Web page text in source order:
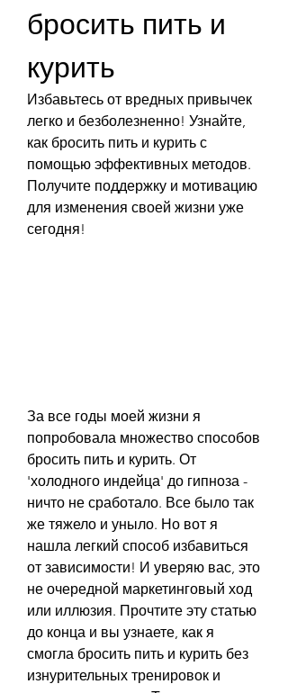
бросить пить и
курить
Избавьтесь от вредных привычек
легко и безболезненно! Узнайте,
как бросить пить и курить с
помощью эффективных методов.
Получите поддержку и мотивацию
для изменения своей жизни уже
сегодня!
За все годы моей жизни я
попробовала множество способов
бросить пить и курить. От
'холодного индейца' до гипноза -
ничто не сработало. Все было так
же тяжело и уныло. Но вот я
нашла легкий способ избавиться
от зависимости! И уверяю вас, это
не очередной маркетинговый ход
или иллюзия. Прочтите эту статью
до конца и вы узнаете, как я
смогла бросить пить и курить без
изнурительных тренировок и